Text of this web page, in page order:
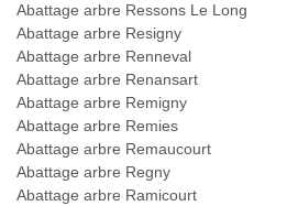
Abattage arbre Ressons Le Long
Abattage arbre Resigny
Abattage arbre Renneval
Abattage arbre Renansart
Abattage arbre Remigny
Abattage arbre Remies
Abattage arbre Remaucourt
Abattage arbre Regny
Abattage arbre Ramicourt